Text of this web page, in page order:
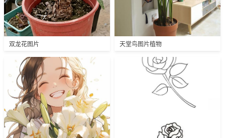
双龙花图片 天堂鸟图片植物